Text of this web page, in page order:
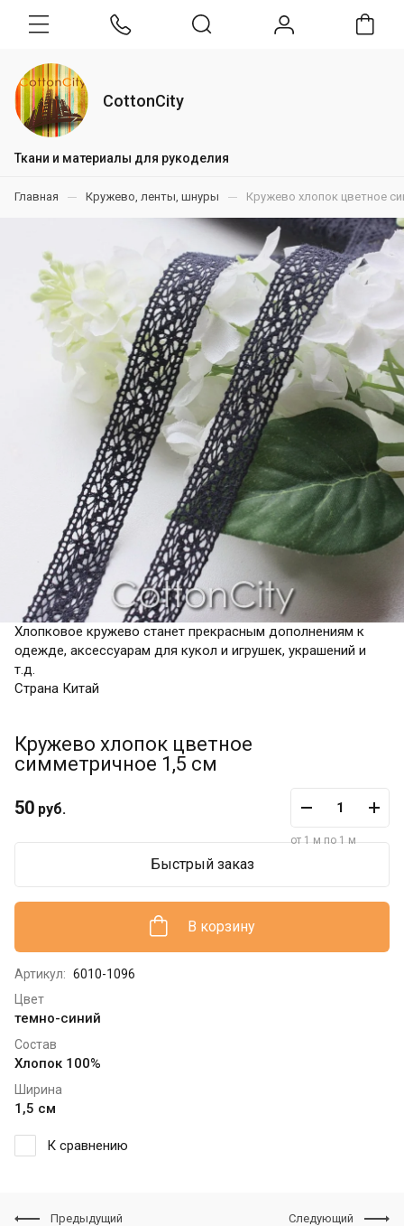
CottonCity
Ткани и материалы для рукоделия
Главная Кружево, ленты, шнуры Кружево хлопок цветное
Хлопковое кружево станет прекрасным дополнениям к
одежде, аксессуарам для кукол и игрушек, украшений и
т.д.
Страна Китай
Кружево хлопок цветное
симметричное 1,5 см
50 руб.
от 1 м по 1 м
В корзину
Быстрый заказ
Артикул: 6010-1096
Цвет
темно-синий
Состав
Хлопок 100%
Ширина
1,5 см
К сравнению
Предыдущий Следующий